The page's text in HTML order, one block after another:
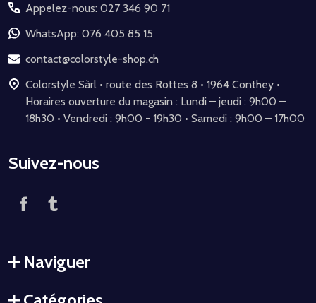
pied
de
page
Appelez-nous: 027 346 90 71
WhatsApp: 076 405 85 15
contact@colorstyle-shop.ch
Colorstyle Sàrl • route des Rottes 8 • 1964 Conthey •
Horaires ouverture du magasin : Lundi – jeudi : 9h00 –
18h30 • Vendredi : 9h00 - 19h30 • Samedi : 9h00 – 17h00
Suivez-nous
Naviguer